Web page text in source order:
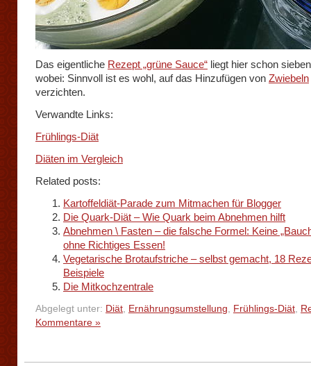
Das eigentliche Rezept „grüne Sauce“ liegt hier schon
wobei: Sinnvoll ist es wohl, auf das Hinzufügen von Zwiebeln
verzichten.
Verwandte Links:
Frühlings-Diät
Diäten im Vergleich
Related posts:
Kartoffeldiät-Parade zum Mitmachen für Blogger
Die Quark-Diät – Wie Quark beim Abnehmen hilft
Abnehmen \ Fasten – die falsche Formel: Keine
ohne Richtiges Essen!
Vegetarische Brotaufstriche – selbst gemacht, 18
Beispiele
Die Mitkochzentrale
Abgelegt unter: Diät, Ernährungsumstellung, Frühlings-Diät,
Kommentare »